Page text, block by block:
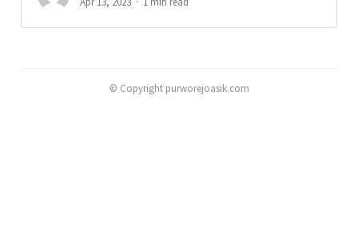
© Copyright purworejoasik.com